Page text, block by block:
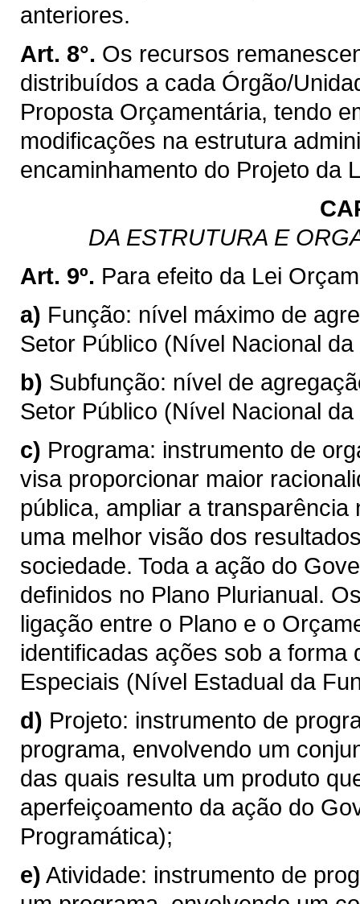
anteriores.
Art. 8°. Os recursos
distribuídos a cada Órgão/
Proposta Orçamentária, tendo
modificações na estrutura
encaminhamento do Projeto da
DA ESTRUTURA E
Art. 9º. Para efeito da Lei
a) Função: nível máximo de
Setor Público (Nível Nacional
b) Subfunção: nível de
Setor Público (Nível Nacional
c) Programa: instrumento de
visa proporcionar maior
pública, ampliar a
uma melhor visão dos
sociedade. Toda a ação do
definidos no Plano Plurianual.
ligação entre o Plano e o
identificadas ações sob a forma
Especiais (Nível Estadual da
d) Projeto: instrumento de
programa, envolvendo um
das quais resulta um produto
aperfeiçoamento da ação do
Programática);
e) Atividade: instrumento de